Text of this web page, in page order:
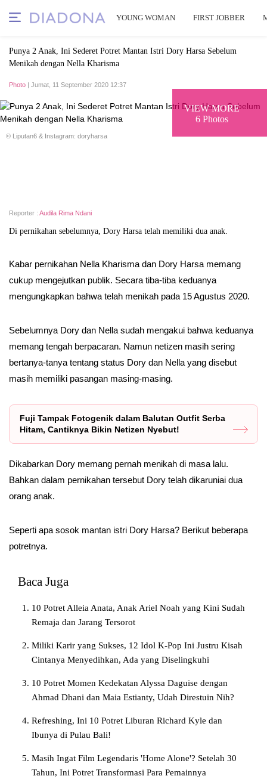
YOUNG WOMAN FIRST JOBBER
Punya 2 Anak, Ini Sederet Potret Mantan Istri Dory Harsa Sebelum
Menikah dengan Nella Kharisma
Photo | Jumat, 11 September 2020 12:37
VIEW MORE
6 Photos
© Liputan6 & Instagram: doryharsa
Reporter : Audila Rima Ndani
Di pernikahan sebelumnya, Dory Harsa telah memiliki dua anak.
Kabar pernikahan Nella Kharisma dan Dory Harsa memang
cukup mengejutkan publik. Secara tiba-tiba keduanya
mengungkapkan bahwa telah menikah pada 15 Agustus 2020.
Sebelumnya Dory dan Nella sudah mengakui bahwa keduanya
memang tengah berpacaran. Namun netizen masih sering
bertanya-tanya tentang status Dory dan Nella yang disebut
masih memiliki pasangan masing-masing.
Fuji Tampak Fotogenik dalam Balutan Outfit Serba
Hitam, Cantiknya Bikin Netizen Nyebut!
Dikabarkan Dory memang pernah menikah di masa lalu.
Bahkan dalam pernikahan tersebut Dory telah dikaruniai dua
orang anak.
Seperti apa sosok mantan istri Dory Harsa? Berikut beberapa
potretnya.
Baca Juga
10 Potret Alleia Anata, Anak Ariel Noah yang Kini Sudah
Remaja dan Jarang Tersorot
Miliki Karir yang Sukses, 12 Idol K-Pop Ini Justru Kisah
Cintanya Menyedihkan, Ada yang Diselingkuhi
10 Potret Momen Kedekatan Alyssa Daguise dengan
Ahmad Dhani dan Maia Estianty, Udah Direstuin Nih?
Refreshing, Ini 10 Potret Liburan Richard Kyle dan
Ibunya di Pulau Bali!
Masih Ingat Film Legendaris 'Home Alone'? Setelah 30
Tahun, Ini Potret Transformasi Para Pemainnya